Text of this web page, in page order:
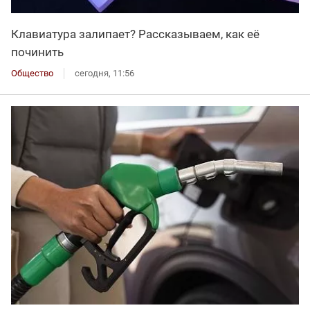
Клавиатура залипает? Рассказываем, как её
починить
Общество сегодня, 11:56